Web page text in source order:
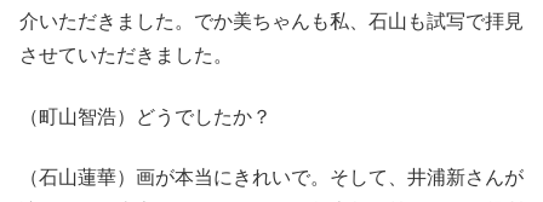
介いただきました。でか美ちゃんも私、石山も試写で拝見
させていただきました。
（町山智浩）どうでしたか？
（石山蓮華）画が本当にきれいで。そして、井浦新さんが